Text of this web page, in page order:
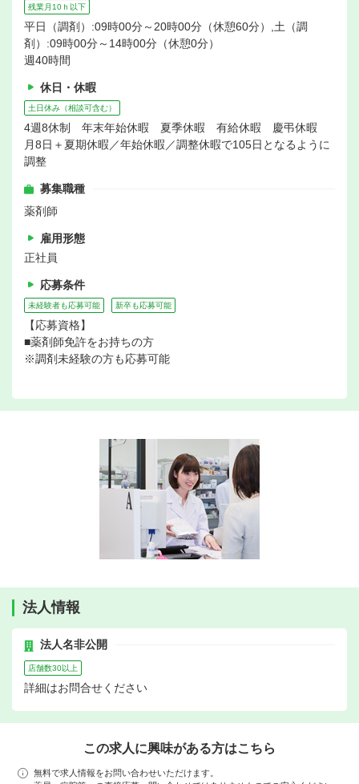
残業月10ｈ以下
平日（調剤）:09時00分～20時00分（休憩60分）,土（調
剤）:09時00分～14時00分（休憩0分）
週40時間
休日・休暇
土日休み（相談可含む）
4週8休制 年末年始休暇 夏季休暇 有給休暇 慶弔休暇
月8日＋夏期休暇／年始休暇／調整休暇で105日となるように
調整
募集職種
薬剤師
雇用形態
正社員
応募条件
未経験者も応募可能 新卒も応募可能
【応募資格】
■薬剤師免許をお持ちの方
※調剤未経験の方も応募可能
法人情報
法人名非公開
店舗数30以上
詳細はお問合せください
この求人に興味がある方はこちら
無料で求人情報をお問い合わせいただけます。